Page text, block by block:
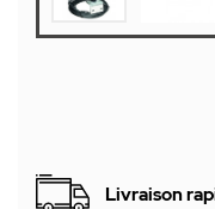
Livraison